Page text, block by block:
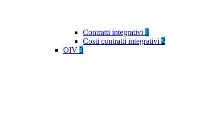
Contratti integrativi 3
Costi contratti integrativi 2
OIV 3